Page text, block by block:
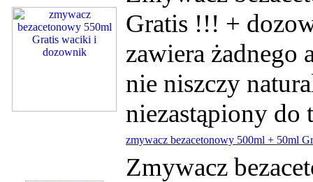
Gratis !!! +
zawiera żadnego
nie niszczy
niezastąpiony
zmywacz bezacetonowy 500ml + 50ml
Zmywacz